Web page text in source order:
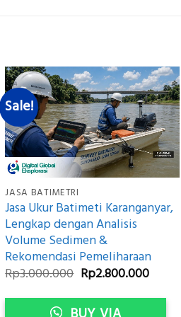
Sale!
JASA BATIMETRI
Jasa Ukur Batimeti Karanganyar,
Lengkap dengan Analisis
Volume Sedimen &
Rekomendasi Pemeliharaan
Rp3.000.000 Original
price
was:
Rp3.000.000.
Rp2.800.000Current
is: